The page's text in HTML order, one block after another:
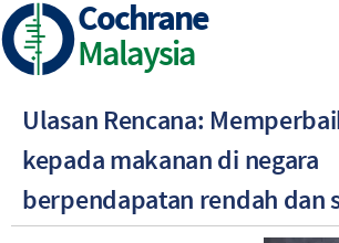
Skip
to
main
Cochrane
Malaysia
Ulasan Rencana:
kepada makanan di negara
berpendapatan rendah dan